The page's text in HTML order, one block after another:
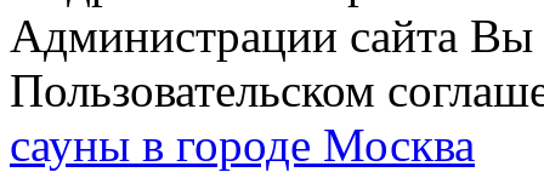
Администрации сайта Вы
Пользовательском
сауны в городе Москва